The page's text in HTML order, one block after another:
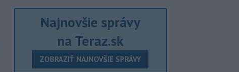
Najnovšie správy
na Teraz.sk
ZOBRAZIŤ NAJNOVŠIE SPRÁVY